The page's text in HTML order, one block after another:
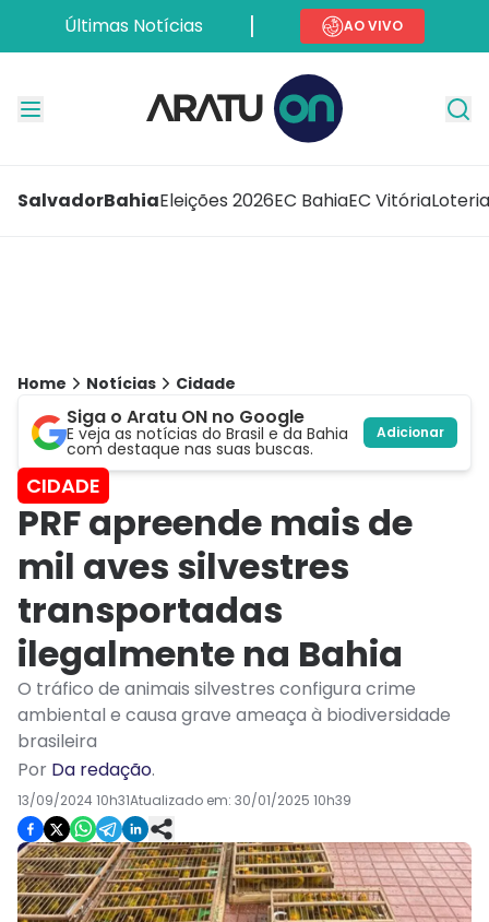
Últimas Notícias AO VIVO
SalvadorBahiaEleições 2026EC BahiaEC Vitória
Home Notícias Cidade
Siga o Aratu ON no Google
E veja as notícias do Brasil e da Bahia
com destaque nas suas buscas.
Adicionar
CIDADE
PRF apreende mais de
mil aves silvestres
transportadas
ilegalmente na Bahia
O tráfico de animais silvestres configura crime
ambiental e causa grave ameaça à biodiversidade
brasileira
Por Da redação.
13/09/2024 10h31Atualizado em: 30/01/2025 10h39